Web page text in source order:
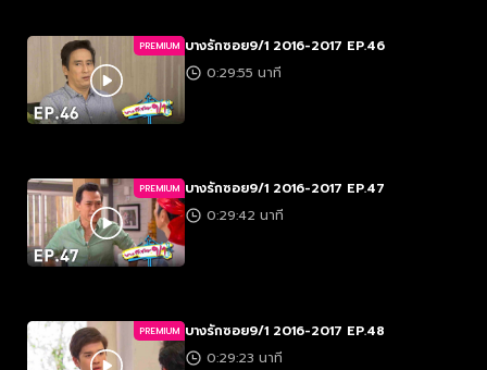
PREMIUM บางรักซอย9/1 2016-2017 EP.46
0:29:55 นาที
PREMIUM บางรักซอย9/1 2016-2017 EP.47
0:29:42 นาที
PREMIUM บางรักซอย9/1 2016-2017 EP.48
0:29:23 นาที